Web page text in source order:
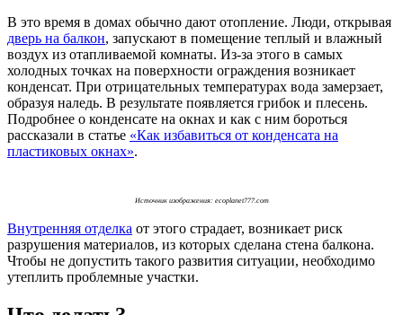
В это время в домах обычно дают отопление. Люди, открывая
дверь на балкон, запускают в помещение теплый и влажный
воздух из отапливаемой комнаты. Из-за этого в самых
холодных точках на поверхности ограждения возникает
конденсат. При отрицательных температурах вода замерзает,
образуя наледь. В результате появляется грибок и плесень.
Подробнее о конденсате на окнах и как с ним бороться
рассказали в статье «Как избавиться от конденсата на
пластиковых окнах».
Источник изображения: ecoplanet777.com
Внутренняя отделка от этого страдает, возникает риск
разрушения материалов, из которых сделана стена балкона.
Чтобы не допустить такого развития ситуации, необходимо
утеплить проблемные участки.